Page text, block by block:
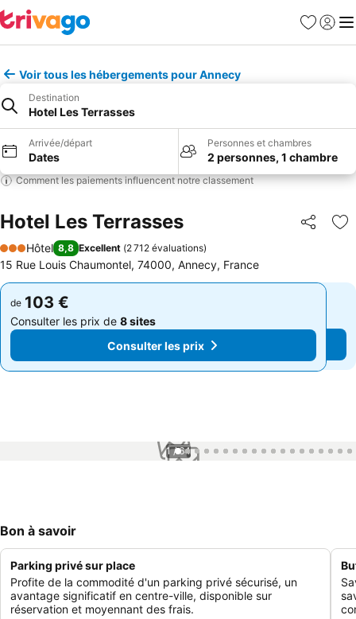
Favoris
Se
Voir tous les hébergements pour Annecy
Destination
Hotel Les Terrasses
Arrivée/départ
Dates
Personnes et chambres
2 personnes, 1 chambre
Comment les paiements influencent notre classement
Hotel Les Terrasses Partager
3 Étoiles
Hôtel 8,8 Excellent (2 712 évaluations)
15 Rue Louis Chaumontel, 74000, Annecy, France
de 103 €
Consulter les prix de 8 sites
Consulter les prix
de 103 €
Consulter les prix de 8 sites
Consulter les prix
1 / 64
Bon à savoir
Parking privé sur place
Profite de la commodité d'un parking privé sécurisé, un
avantage significatif en centre-ville, disponible sur
réservation et moyennant des frais.